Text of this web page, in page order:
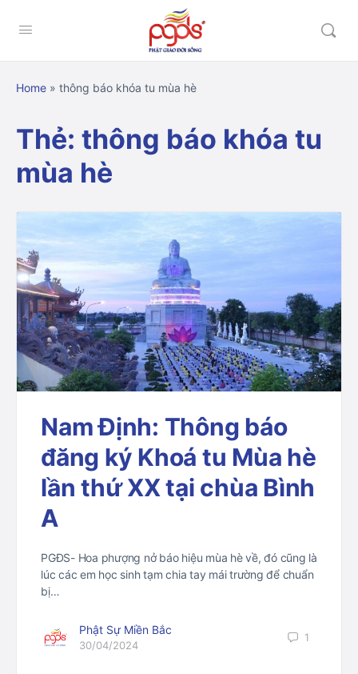
Home » thông báo khóa tu mùa hè
Thẻ: thông báo khóa tu
mùa hè
Nam Định: Thông báo
đăng ký Khoá tu Mùa hè
lần thứ XX tại chùa Bình
A
PGĐS- Hoa phượng nở báo hiệu mùa hè về, đó cũng là
lúc các em học sinh tạm chia tay mái trường để chuẩn
bị…
Phật Sự Miền Bắc
30/04/2024
1